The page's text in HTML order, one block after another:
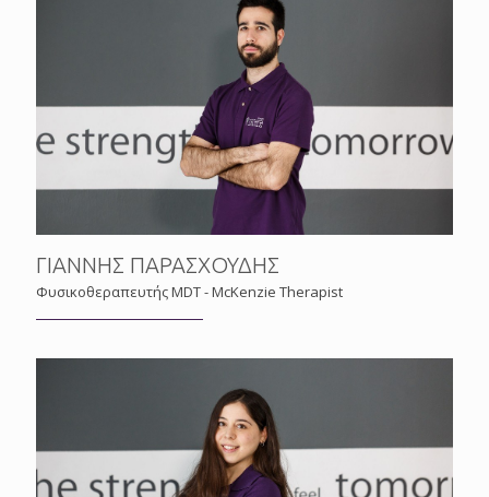
ΓΙΑΝΝΗΣ ΠΑΡΑΣΧΟΥΔΗΣ
Φυσικοθεραπευτής MDT - McKenzie Therapist